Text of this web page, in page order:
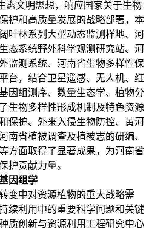
文明思想，响应国家关于生物
护和高质量发展的战略部署，本
叶林系列大型动态监测样地、河
态系统野外科学观测研究站、河
监测系统、河南省生物多样性保
台，结合卫星遥感、无人机、红
因组测序、数量生态学、植物分
生物多样性形成机制及特色资源
保护、外来入侵生物防控、黄河
南省植被调查及植被志的研编、
方面取得了显著成果，为河南省
护贡献力量。
因组学
中对资源植物的重大战略需
续利用中的重要科学问题和关键
质创新与资源利用工程研究中心